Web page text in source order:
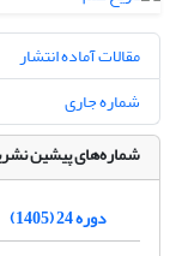
مقالات آماده انتشار
شماره جاری
شماره‌های پیشین
دوره 24 (1405)